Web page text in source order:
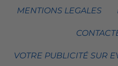
MENTIONS LEGALES
VOTRE PUBLICITÉ SUR